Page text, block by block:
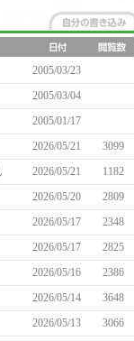
2005/03/23
2005/03/04
2005/01/17
2026/05/21
3099
2026/05/21
1182
2026/05/20
2809
2026/05/17
2348
2026/05/17
2825
2026/05/16
2386
2026/05/14
3648
2026/05/13
3066